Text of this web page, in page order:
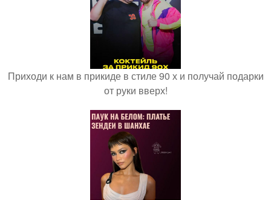
Приходи к нам в прикиде в стиле 90 х и получай подарки
от руки вверх!